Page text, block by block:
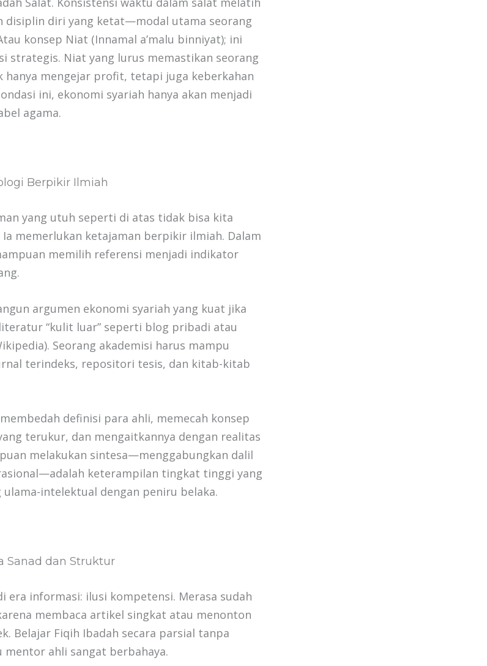
disiplin diri yang ketat—modal utama seorang
konsep Niat (Innamal a’malu binniyat); ini
strategis. Niat yang lurus memastikan seorang
mengejar profit, tetapi juga keberkahan
ini, ekonomi syariah hanya akan menjadi
agama.
Berpikir Ilmiah
yang utuh seperti di atas tidak bisa kita
Ia memerlukan ketajaman berpikir ilmiah. Dalam
memilih referensi menjadi indikator
argumen ekonomi syariah yang kuat jika
“kulit luar” seperti blog pribadi atau
Seorang akademisi harus mampu
terindeks, repositori tesis, dan kitab-kitab
definisi para ahli, memecah konsep
terukur, dan mengaitkannya dengan realitas
melakukan sintesa—menggabungkan dalil
keterampilan tingkat tinggi yang
ulama-intelektual dengan peniru belaka.
Sanad dan Struktur
era informasi: ilusi kompetensi. Merasa sudah
membaca artikel singkat atau menonton
Belajar Fiqih Ibadah secara parsial tanpa
mentor ahli sangat berbahaya.